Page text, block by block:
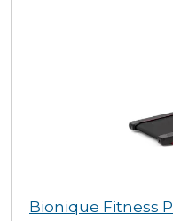
Bionique Fitness